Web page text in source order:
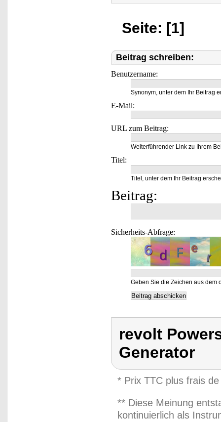
Seite: [1]
Beitrag schreiben:
Benutzername:
Synonym, unter dem Ihr Beitrag
E-Mail:
URL zum Beitrag:
Weiterführender Link zu Ihrem
Titel:
Titel, unter dem Ihr Beitrag
Beitrag:
Sicherheits-Abfrage:
Geben Sie die Zeichen aus dem
revolt
Generator
* Prix TTC plus frais
** Diese Meinung
kontinuierlich als